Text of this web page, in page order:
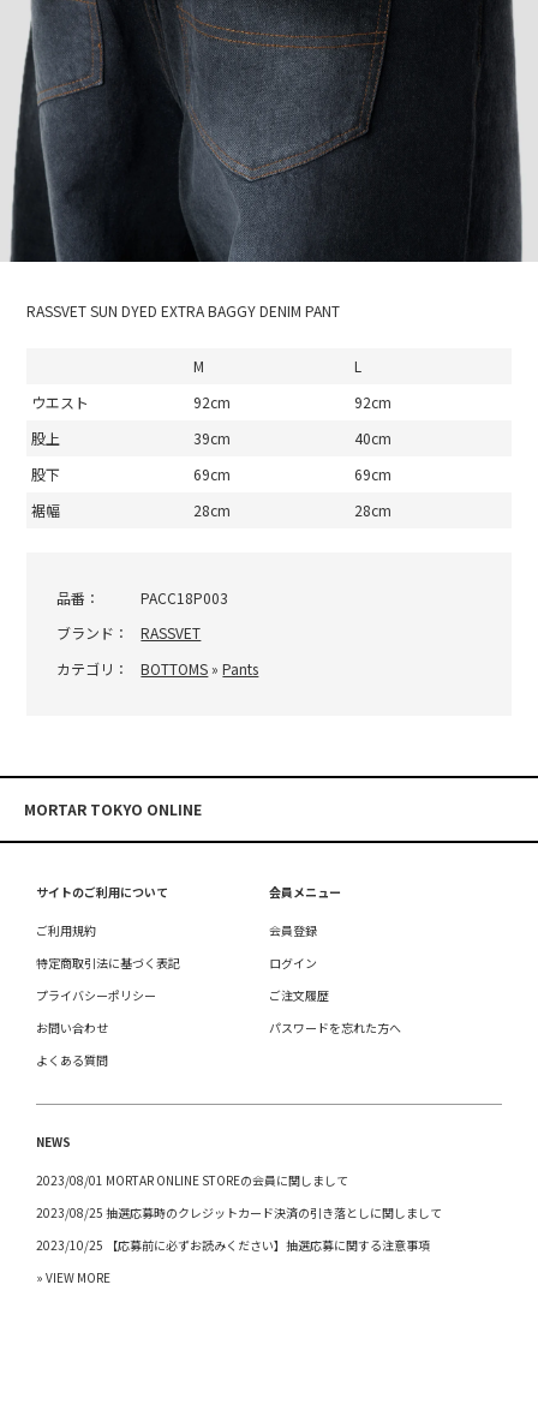
RASSVET SUN DYED EXTRA BAGGY DENIM PANT
ウエスト
股上
股下
裾幅
M
92cm
39cm
69cm
28cm
L
92cm
40cm
69cm
28cm
品番：
PACC18P003
ブランド：
RASSVET
カテゴリ：
BOTTOMS »Pants
MORTAR TOKYO ONLINE
サイトのご利用について
ご利用規約
特定商取引法に基づく表記
プライバシーポリシー
お問い合わせ
よくある質問
会員メニュー
会員登録
ログイン
ご注文履歴
パスワードを忘れた方へ
NEWS
2023/08/01 MORTAR ONLINE STOREの会員に関しまして
2023/08/25 抽選応募時のクレジットカード決済の引き落としに関しまして
2023/10/25 【応募前に必ずお読みください】抽選応募に関する注意事項
» VIEW MORE